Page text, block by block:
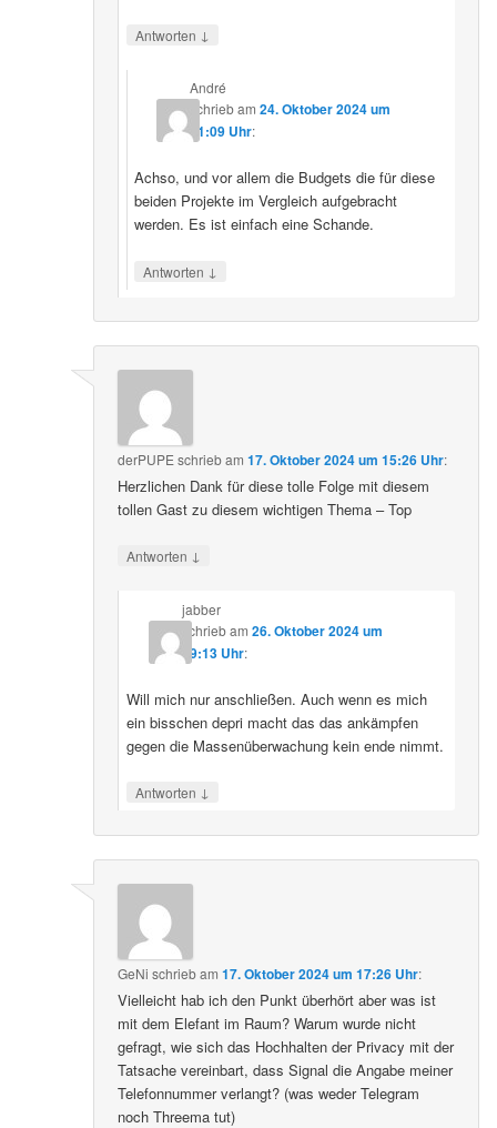
Antworten ↓
André
schriebam24. Oktober 2024 um
11:09 Uhr:
Achso, und vor allem die Budgets die für diese
beiden Projekte im Vergleich aufgebracht
werden. Es ist einfach eine Schande.
Antworten ↓
derPUPE schriebam17. Oktober 2024 um 15:26 Uhr:
Herzlichen Dank für diese tolle Folge mit diesem
tollen Gast zu diesem wichtigen Thema – Top
Antworten ↓
jabber
schriebam 26. Oktober 2024 um
09:13 Uhr:
Will mich nur anschließen. Auch wenn es mich
ein bisschen depri macht das das ankämpfen
gegen die Massenüberwachung kein ende nimmt.
Antworten ↓
GeNi schriebam17. Oktober 2024 um 17:26 Uhr:
Vielleicht hab ich den Punkt überhört aber was ist
mit dem Elefant im Raum? Warum wurde nicht
gefragt, wie sich das Hochhalten der Privacy mit der
Tatsache vereinbart, dass Signal die Angabe meiner
Telefonnummer verlangt? (was weder Telegram
noch Threema tut)